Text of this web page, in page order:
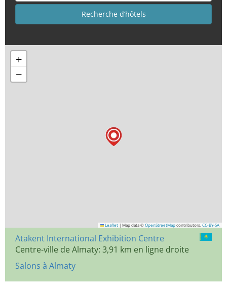
+
−
Leaflet | Map data © OpenStreetMap contributors, CC-BY-SA
Atakent International Exhibition Centre
Centre-ville de Almaty: 3,91 km en ligne droite
Salons à Almaty